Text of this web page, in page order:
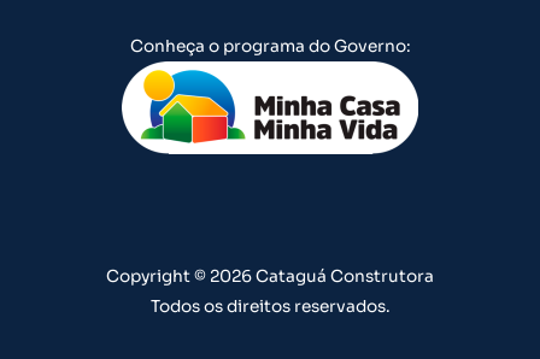
u
t
u
b
s
t
a
g
m
c
e
b
o
n
k
e
d
t
Conheça o programa do Governo:
Copyright © 2026 Cataguá Construtora
Todos os direitos reservados.